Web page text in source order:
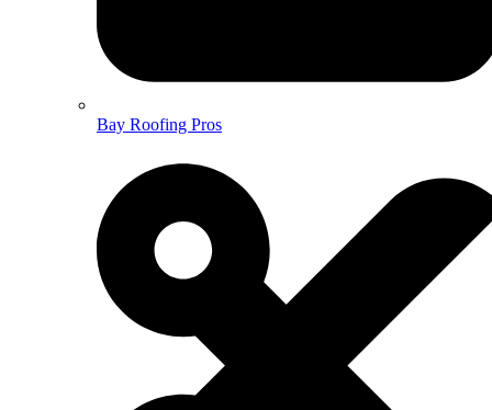
Bay Roofing Pros